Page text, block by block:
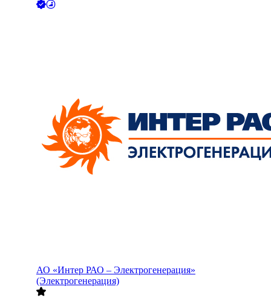
АО «Интер РАО – Электрогенерация»
(Электрогенерация)